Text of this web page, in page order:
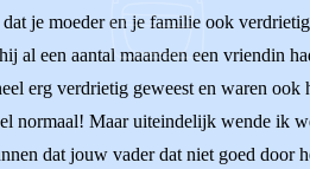
je moeder en je familie ook
al een aantal maanden een vriendin
erg verdrietig geweest en waren ook
normaal! Maar uiteindelijk wende ik
dat jouw vader dat niet goed